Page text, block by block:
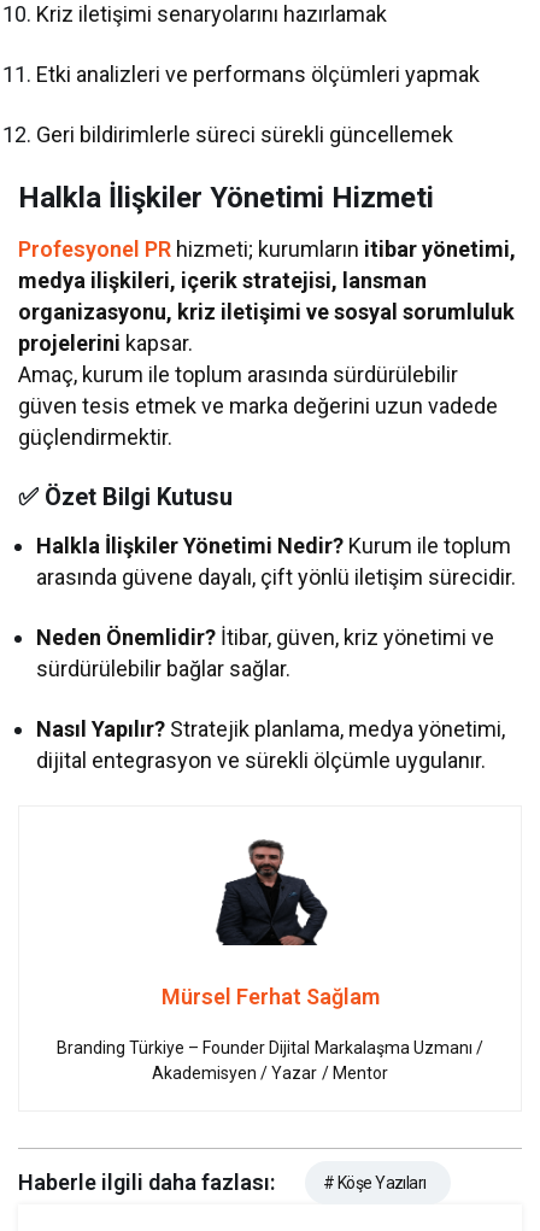
Kriz iletişimi senaryolarını hazırlamak
Etki analizleri ve performans ölçümleri yapmak
Geri bildirimlerle süreci sürekli güncellemek
Halkla İlişkiler Yönetimi Hizmeti
Profesyonel PR hizmeti; kurumların itibar yönetimi,
medya ilişkileri, içerik stratejisi, lansman
organizasyonu, kriz iletişimi ve sosyal sorumluluk
projelerini kapsar.
Amaç, kurum ile toplum arasında sürdürülebilir
güven tesis etmek ve marka değerini uzun vadede
güçlendirmektir.
✅ Özet Bilgi Kutusu
Halkla İlişkiler Yönetimi Nedir? Kurum ile toplum
arasında güvene dayalı, çift yönlü iletişim sürecidir.
Neden Önemlidir? İtibar, güven, kriz yönetimi ve
sürdürülebilir bağlar sağlar.
Nasıl Yapılır? Stratejik planlama, medya yönetimi,
dijital entegrasyon ve sürekli ölçümle uygulanır.
Mürsel Ferhat Sağlam
Branding Türkiye – Founder Dijital Markalaşma Uzmanı /
Akademisyen / Yazar / Mentor
Haberle ilgili daha fazlası: # Köşe Yazıları